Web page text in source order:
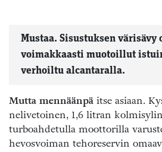
Mustaa. Sisustuksen värisävy
voimakkaasti muotoillut
verhoiltu alcantaralla.
Mutta mennäänpä itse asiaan.
nelivetoinen, 1,6 litran
turboahdetulla moottorilla
hevosvoiman tehoreservin